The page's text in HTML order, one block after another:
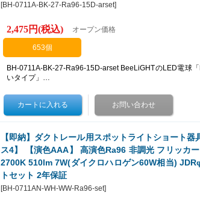
[BH-0711A-BK-27-Ra96-15D-arset]
2,475円(税込) オープン価格
653個
BH-0711A-BK-27-Ra96-15D-arset BeeLiGHTのLED電球
いタイプ」…
【即納】ダクトレール用スポットライトショート
ス4】 【演色AAA】 高演色Ra96 非調光 フリッカ
2700K 510lm 7W(ダイクロハロゲン60W相当)
トセット 2年保証
[BH-0711AN-WH-WW-Ra96-set]